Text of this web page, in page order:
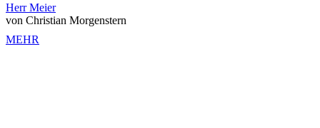
Herr Meier
von Christian Morgenstern
MEHR